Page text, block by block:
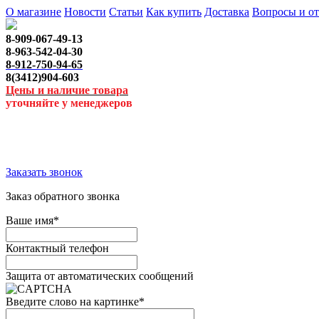
О магазине Новости Статьи Как купить Доставка Вопросы и
8-909-067-49-13
8-963-542-04-30
8-912-750-94-65
8(3412)904-603
Цены и наличие товара
уточняйте у менеджеров
Заказать звонок
Заказ обратного звонка
Ваше имя*
Контактный телефон
Защита от автоматических сообщений
Введите слово на картинке*